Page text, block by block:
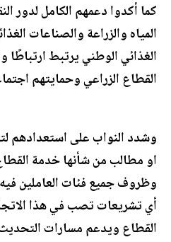
كما أكدوا دعمهم الكامل لدور
المياه والزراعة والصناعات
الغذائي الوطني يرتبط ارتباطًا
القطاع الزراعي وحمايتهم
وشدد النواب على استعدادهم
او مطالب من شأنها خدمة
وظروف جميع فئات العاملين
أي تشريعات تصب في هذا
القطاع ويدعم مسارات